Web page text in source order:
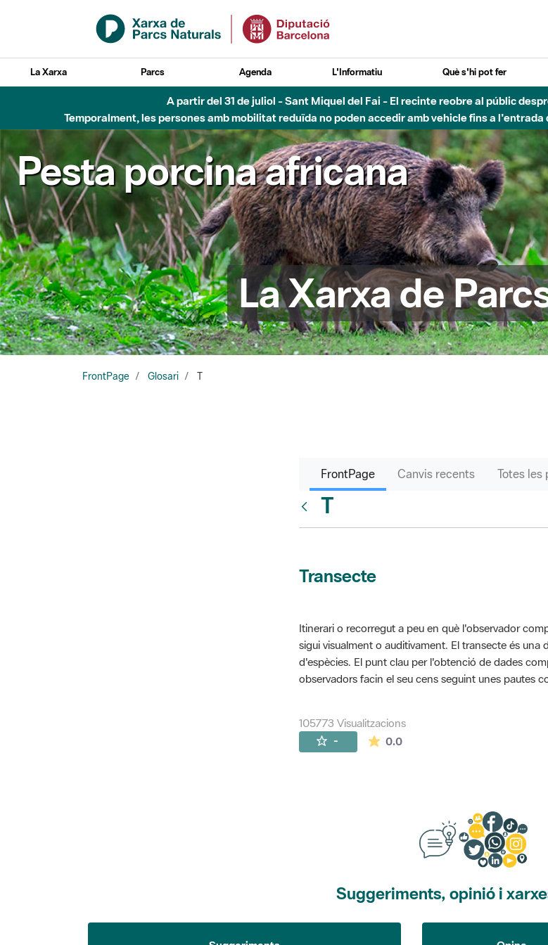
Salta al contingut principal
La Xarxa Parcs Agenda L'Informatiu Què s'hi pot fer
A partir del 31 de juliol - Sant Miquel del Fai - El recinte reobre al públic
Temporalment, les persones amb mobilitat reduïda no poden accedir amb vehicle fins a
Pesta porcina africana
La Xarxa de
FrontPage Glosari T
FrontPage Canvis recents Totes les
T
Transecte
Itinerari o recorregut a peu en què l'observador
sigui visualment o auditivament. El transecte és
d'espècies. El punt clau per l'obtenció de dades
observadors facin el seu cens seguint unes pautes
105773 Visualitzacions
- 0.0La mitjana de les valoracions
Suggeriments, opinió i